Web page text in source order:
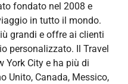
fondato nel 2008 e
in tutto il mondo.
grandi e offre ai clienti
personalizzato. Il Travel
York City e ha più di
Unito, Canada, Messico,